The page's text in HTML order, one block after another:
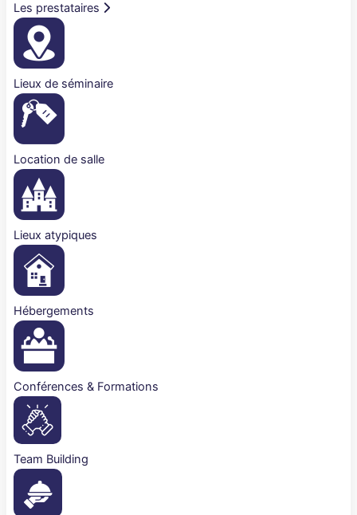
Les prestataires
Lieux de séminaire
Location de salle
Lieux atypiques
Hébergements
Conférences & Formations
Team Building